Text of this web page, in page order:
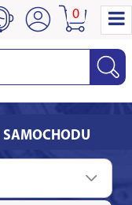
0
SAMOCHODU